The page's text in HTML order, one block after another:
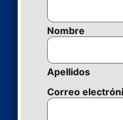
Nombre
Apellidos
Correo